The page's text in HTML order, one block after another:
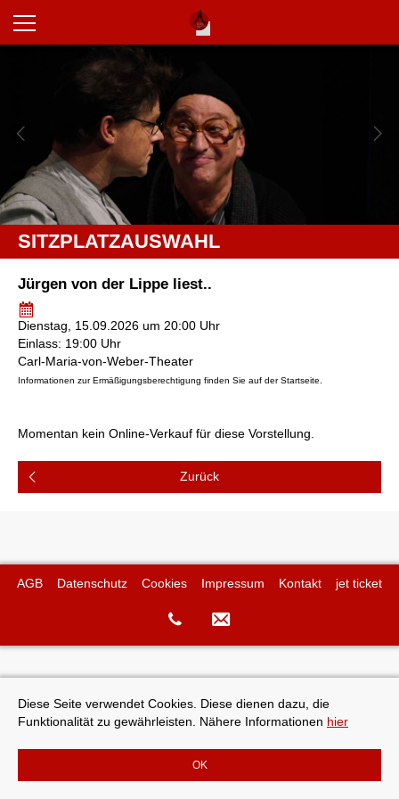
Diese Seite verwendet Cookies. Diese dienen dazu, die
Funktionalität zu gewährleisten. Nähere Informationen hier
SITZPLATZAUSWAHL
Jürgen von der Lippe liest..
Dienstag, 15.09.2026 um 20:00 Uhr
Einlass: 19:00 Uhr
Carl-Maria-von-Weber-Theater
Informationen zur Ermäßigungsberechtigung finden Sie auf der Startseite.
Momentan kein Online-Verkauf für diese Vorstellung.
AGB Datenschutz Cookies Impressum Kontakt jet ticket